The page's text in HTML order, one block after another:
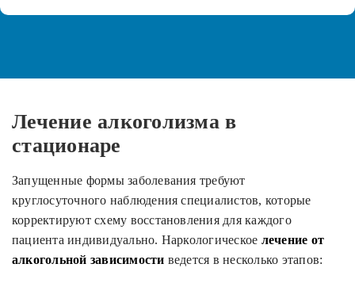
Лечение алкоголизма в
стационаре
Запущенные формы заболевания требуют
круглосуточного наблюдения специалистов, которые
корректируют схему восстановления для каждого
пациента индивидуально. Наркологическое лечение от
алкогольной зависимости ведется в несколько этапов: